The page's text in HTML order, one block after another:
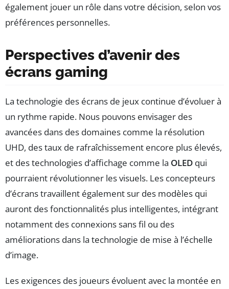
également jouer un rôle dans votre décision, selon vos
préférences personnelles.
Perspectives d’avenir des
écrans gaming
La technologie des écrans de jeux continue d’évoluer à
un rythme rapide. Nous pouvons envisager des
avancées dans des domaines comme la résolution
UHD, des taux de rafraîchissement encore plus élevés,
et des technologies d’affichage comme la OLED qui
pourraient révolutionner les visuels. Les concepteurs
d’écrans travaillent également sur des modèles qui
auront des fonctionnalités plus intelligentes, intégrant
notamment des connexions sans fil ou des
améliorations dans la technologie de mise à l’échelle
d’image.
Les exigences des joueurs évoluent avec la montée en